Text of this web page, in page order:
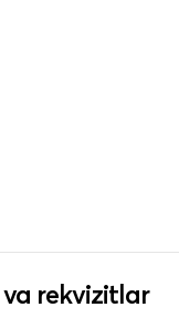
rekvizitlar